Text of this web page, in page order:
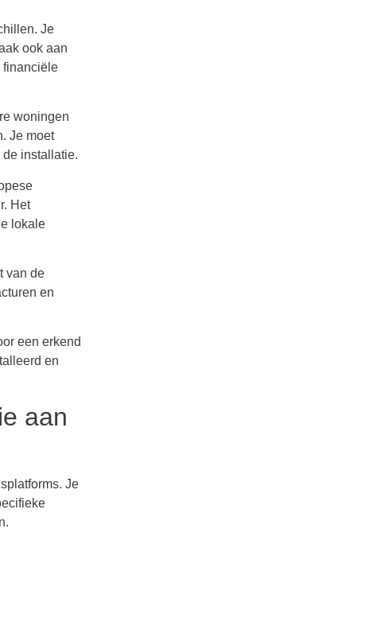
Je
ook aan
financiële
woningen
Je moet
installatie.
Het
lokale
van de
en
een erkend
en
aan
Je